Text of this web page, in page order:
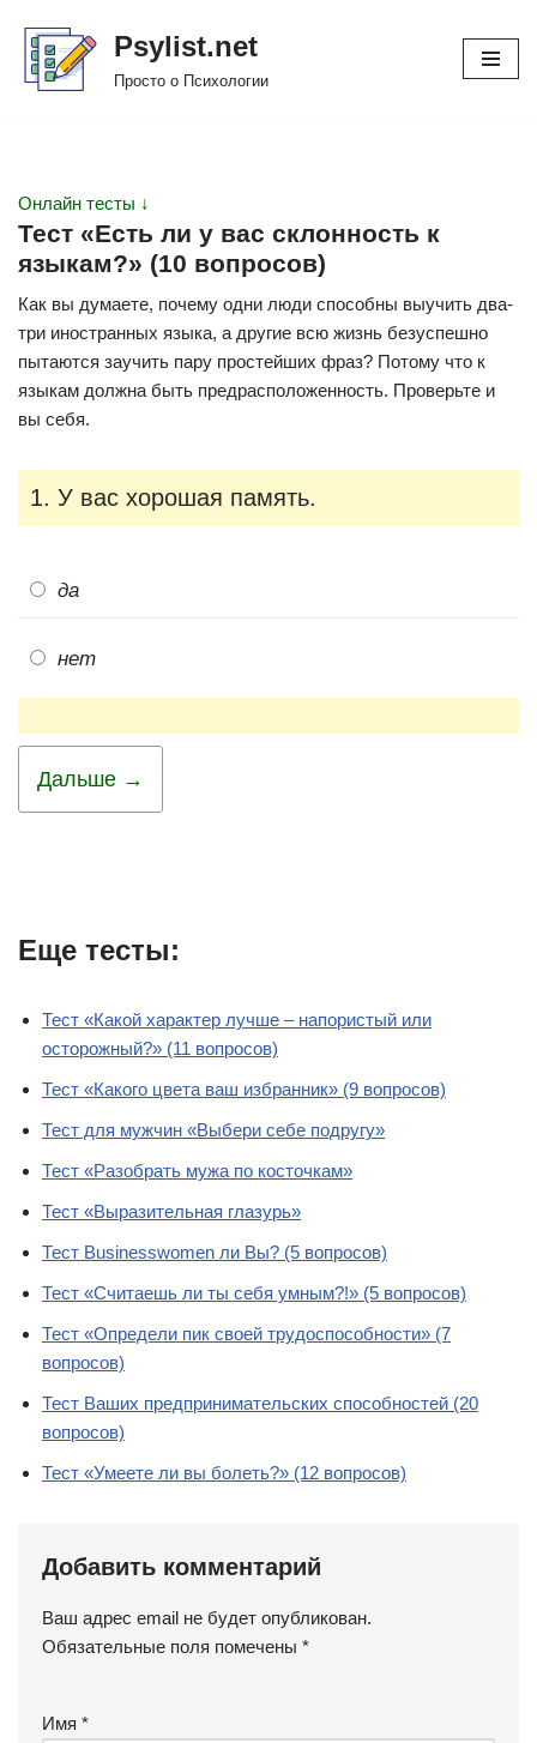
Перейти
Psylist.net
Просто о Психологии
Онлайн тесты ↓
Тест «Есть ли у вас склонность к
языкам?» (10 вопросов)
Как вы думаете, почему одни люди способны выучить два-
три иностранных языка, а другие всю жизнь безуспешно
пытаются заучить пару простейших фраз? Потому что к
языкам должна быть предрасположенность. Проверьте и
вы себя.
1. У вас хорошая память.
да
нет
Дальше →
Еще тесты:
Тест «Какой характер лучше – напористый или
осторожный?» (11 вопросов)
Тест «Какого цвета ваш избранник» (9 вопросов)
Тест для мужчин «Выбери себе подругу»
Тест «Разобрать мужа по косточкам»
Тест «Выразительная глазурь»
Тест Businesswomen ли Вы? (5 вопросов)
Тест «Считаешь ли ты себя умным?!» (5 вопросов)
Тест «Определи пик своей трудоспособности» (7
вопросов)
Тест Ваших предпринимательских способностей (20
вопросов)
Тест «Умеете ли вы болеть?» (12 вопросов)
Добавить комментарий
Ваш адрес email не будет опубликован.
Обязательные поля помечены *
Имя *